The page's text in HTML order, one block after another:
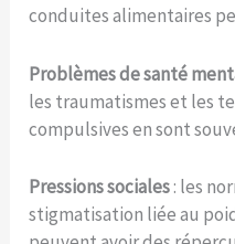
conduites alimentaires
Problèmes de santé
les traumatismes et les
compulsives en sont
Pressions sociales: les
stigmatisation liée au